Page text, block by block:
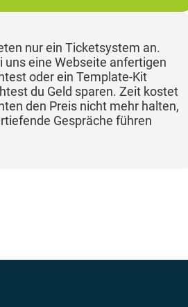
nur ein Ticketsystem an.
uns eine Webseite anfertigen
oder ein Template-Kit
du Geld sparen. Zeit kostet
den Preis nicht mehr halten,
Gespräche führen